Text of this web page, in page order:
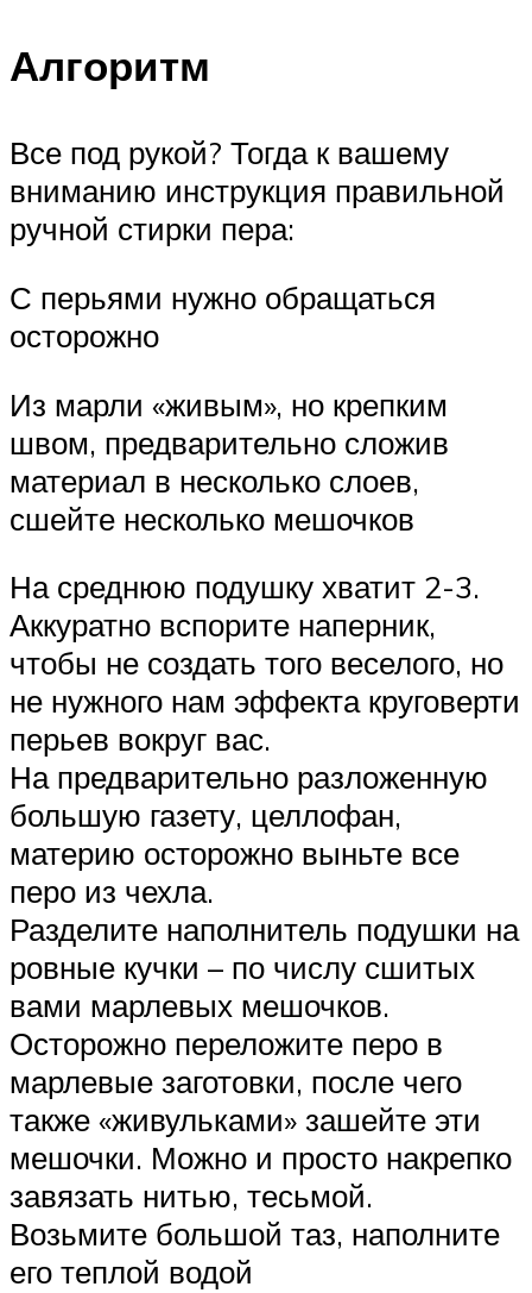
Алгоритм
Все под рукой? Тогда к вашему
вниманию инструкция правильной
ручной стирки пера:
С перьями нужно обращаться
осторожно
Из марли «живым», но крепким
швом, предварительно сложив
материал в несколько слоев,
сшейте несколько мешочков
На среднюю подушку хватит 2-3.
Аккуратно вспорите наперник,
чтобы не создать того веселого, но
не нужного нам эффекта круговерти
перьев вокруг вас.
На предварительно разложенную
большую газету, целлофан,
материю осторожно выньте все
перо из чехла.
Разделите наполнитель подушки на
ровные кучки – по числу сшитых
вами марлевых мешочков.
Осторожно переложите перо в
марлевые заготовки, после чего
также «живульками» зашейте эти
мешочки. Можно и просто накрепко
завязать нитью, тесьмой.
Возьмите большой таз, наполните
его теплой водой